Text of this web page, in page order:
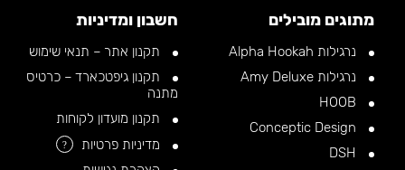
מתוגים מובילים
נרגילות Alpha Hookah
נרגילות Amy Deluxe
חשבון ומדיניות
תקנון אתר – תנאי שימוש
תקנון גיפטכארד – כרטיס
מתנה
תקנון מועדון לקוחות
מדיניות פרטיות
?